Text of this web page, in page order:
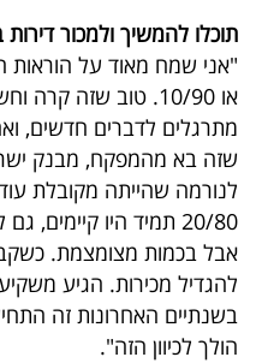
מייל
אדום
פרסמו
באייס
עקבו
אחרינו:
תוכלו להמשיך ולמכור
או 10/90. טוב שזה
מתרגלים לדברים חדשים,
שזה בא מהמפקח, מבנק
לנורמה שהייתה מקובלת
20/80 תמיד היו
אבל בכמות מצומצמת.
להגדיל מכירות. הגיע
בשנתיים האחרונות זה
הולך לכיוון הזה".